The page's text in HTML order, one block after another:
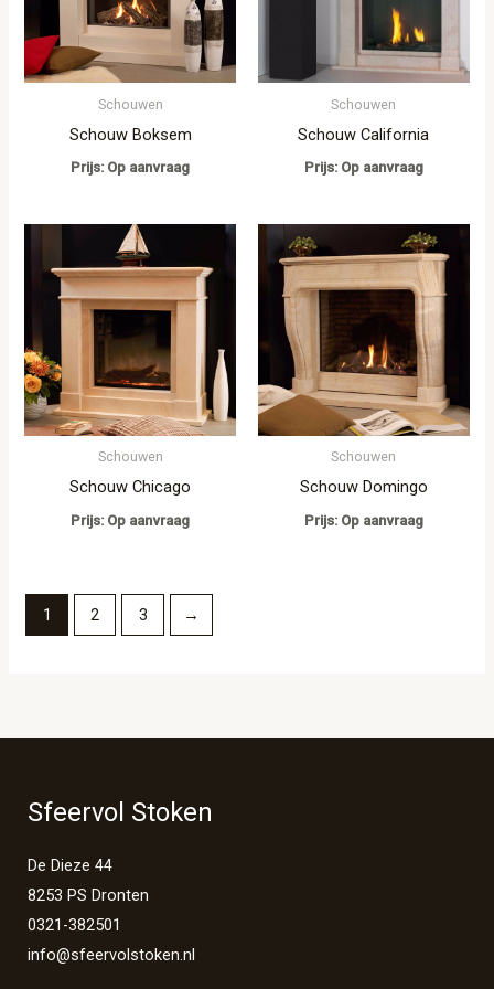
Schouwen
Schouw Boksem
Prijs: Op aanvraag
Schouwen
Schouw California
Prijs: Op aanvraag
Schouwen
Schouw Chicago
Prijs: Op aanvraag
Schouwen
Schouw Domingo
Prijs: Op aanvraag
1 2 3 →
Sfeervol Stoken
De Dieze 44
8253 PS Dronten
0321-382501
info@sfeervolstoken.nl